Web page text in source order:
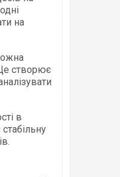
на
створює
в